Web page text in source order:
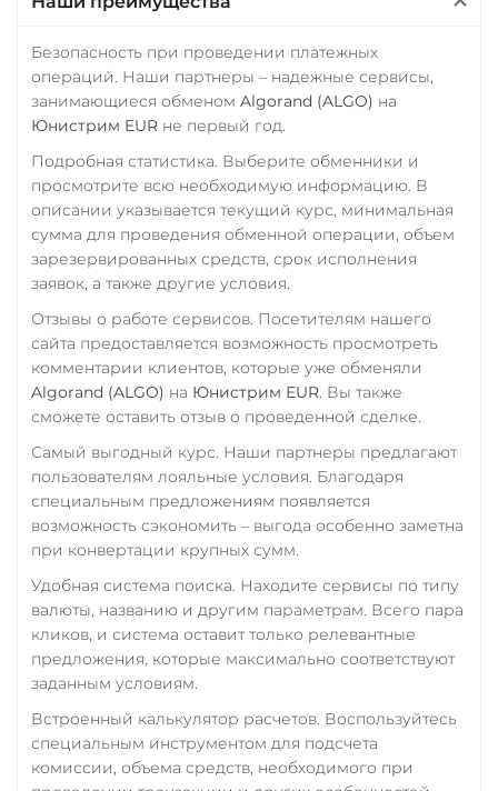
SOL
POL
ARB
AVAXC
OP
TON
NEAR
Tezos (XTZ)
THETA
Tornado Cash (TORN)
ERC20 TRC20 BEP
TRUMP
Uniswap (UNI)
ERC20
USD Coin (USDC)
ERC20
Utopia USD (UUSD)
Verge (XVG)
WAVES
Почта Банк RUB
Приват24
Промсвязьбанк RUB
ПУМБ UAH
Райффайзен
RUB UAH
РНКБ RUB
Росбанк RUB
Россельхоз банк RUB
Русский Стандарт RUB
Сбербанк
RUB QR RUB
СБП RUB
UAH EUR
Тинькофф
УкрСиббанк UAH
Фридом Банк KZT
Безопасность при проведении платежных
операций. Наши партнеры – надежные сервисы,
занимающиеся обменом Algorand (ALGO) на
Юнистрим EUR не первый год.
Подробная статистика. Выберите обменники и
просмотрите всю необходимую информацию. В
описании указывается текущий курс, минимальная
сумма для проведения обменной операции, объем
зарезервированных средств, срок исполнения
заявок, а также другие условия.
Отзывы о работе сервисов. Посетителям нашего
сайта предоставляется возможность просмотреть
комментарии клиентов, которые уже обменяли
Algorand (ALGO) на Юнистрим EUR. Вы также
сможете оставить отзыв о проведенной сделке.
Самый выгодный курс. Наши партнеры предлагают
пользователям лояльные условия. Благодаря
специальным предложениям появляется
возможность сэкономить – выгода особенно заметна
при конвертации крупных сумм.
Удобная система поиска. Находите сервисы по типу
валюты, названию и другим параметрам. Всего пара
кликов, и система оставит только релевантные
предложения, которые максимально соответствуют
заданным условиям.
Встроенный калькулятор расчетов. Воспользуйтесь
специальным инструментом для подсчета
комиссии, объема средств, необходимого при